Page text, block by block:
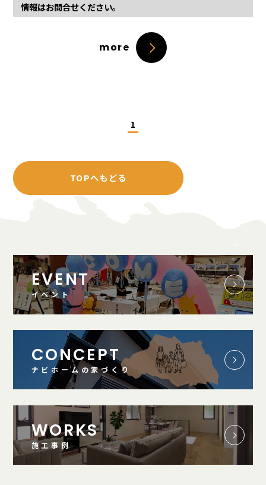
情報はお問合せください。
more
1
TOPへもどる
EVENT
イベント
CONCEPT
ナビホームの家づくり
WORKS
施工事例